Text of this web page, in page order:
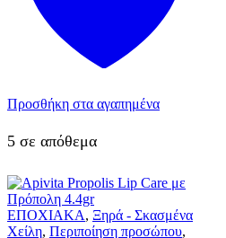
Προσθήκη στα αγαπημένα
5 σε απόθεμα
ΕΠΟΧΙΑΚΑ, Ξηρά - Σκασμένα
Χείλη, Περιποίηση προσώπου,